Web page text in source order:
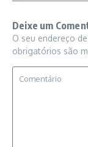
Deixe um
O seu endereço
obrigatórios são